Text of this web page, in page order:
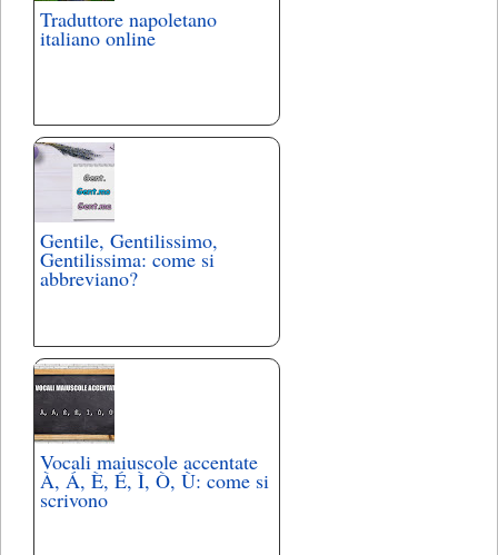
Traduttore napoletano
italiano online
Gentile, Gentilissimo,
Gentilissima: come si
abbreviano?
Vocali maiuscole accentate
À, Á, È, É, Ì, Ò, Ù: come si
scrivono